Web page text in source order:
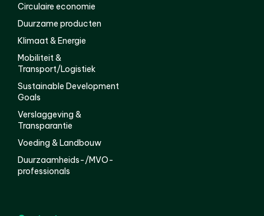
Circulaire economie
Duurzame producten
Klimaat & Energie
Mobiliteit &
Transport/Logistiek
Sustainable Development
Goals
Verslaggeving &
Transparantie
Voeding & Landbouw
Duurzaamheids-/MVO-
professionals